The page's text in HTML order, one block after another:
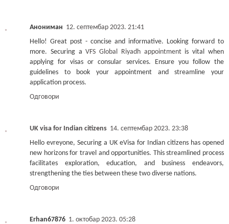
Анониман 12. септембар 2023. 21:41
Hello! Great post - concise and informative. Looking forward to
more. Securing aVFS Global Riyadh appointmentis vital when
applying for visas or consular services. Ensure you follow the
guidelines to book your appointment and streamline your
application process.
Одговори
UK visa for Indian citizens 14. септембар 2023. 23:38
Hello evreyone, Securing a UK eVisa for Indian citizens has opened
new horizons for travel and opportunities. This streamlined process
facilitates exploration, education, and business endeavors,
strengthening the ties between these two diverse nations.
Одговори
Erhan67876 1. октобар 2023. 05:28